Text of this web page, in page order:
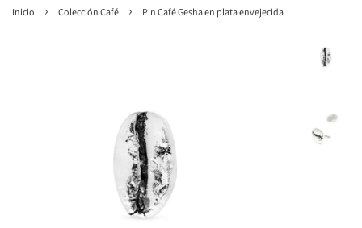
Inicio › Colección Café › Pin Café Gesha en plata envejecida